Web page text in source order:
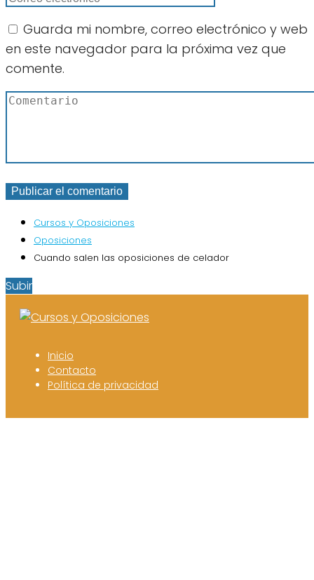
Guarda mi nombre, correo electrónico y web
en este navegador para la próxima vez que
comente.
Cursos y Oposiciones
Oposiciones
Cuando salen las oposiciones de celador
Subir
Inicio
Contacto
Política de privacidad